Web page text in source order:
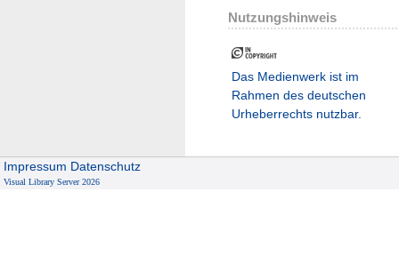
Nutzungshinweis
Das Medienwerk ist im
Rahmen des deutschen
Urheberrechts nutzbar.
Impressum Datenschutz
Visual Library Server 2026